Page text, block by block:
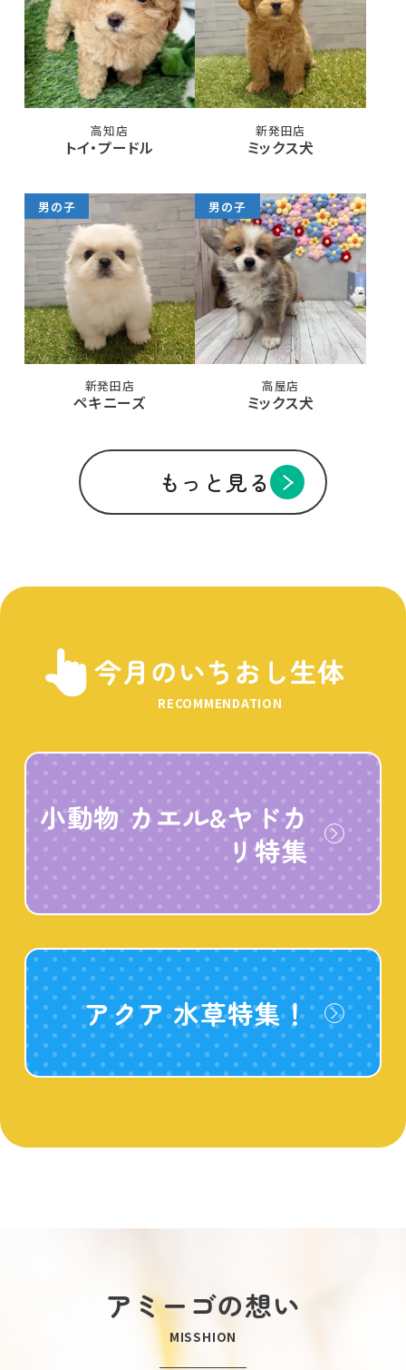
高知店
トイ・プードル
新発田店
ミックス犬
男の子
新発田店
ペキニーズ
男の子
高屋店
ミックス犬
もっと見る
今月のいちおし生体
RECOMMENDATION
小動物 カエル&ヤドカ
リ特集
アクア 水草特集！
アミーゴの想い
MISSHION